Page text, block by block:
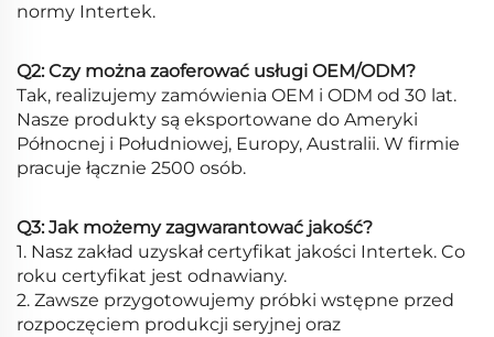
normy Intertek.
Q2: Czy można zaoferować usługi OEM/ODM?
Tak, realizujemy zamówienia OEM i ODM od 30 lat.
Nasze produkty są eksportowane do Ameryki
Północnej i Południowej, Europy, Australii. W firmie
pracuje łącznie 2500 osób.
Q3: Jak możemy zagwarantować jakość?
1. Nasz zakład uzyskał certyfikat jakości Intertek. Co
roku certyfikat jest odnawiany.
2. Zawsze przygotowujemy próbki wstępne przed
rozpoczęciem produkcji seryjnej oraz